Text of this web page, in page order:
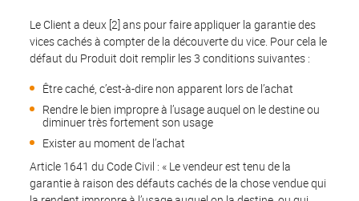
Le Client a deux [2] ans pour faire appliquer la garantie des
vices cachés à compter de la découverte du vice. Pour cela le
défaut du Produit doit remplir les 3 conditions suivantes :
Être caché, c’est-à-dire non apparent lors de l’achat
Rendre le bien impropre à l’usage auquel on le destine ou
diminuer très fortement son usage
Exister au moment de l’achat
Article 1641 du Code Civil : « Le vendeur est tenu de la
garantie à raison des défauts cachés de la chose vendue qui